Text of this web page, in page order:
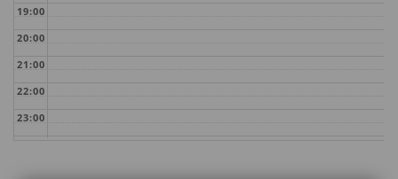
19:00
20:00
21:00
22:00
23:00